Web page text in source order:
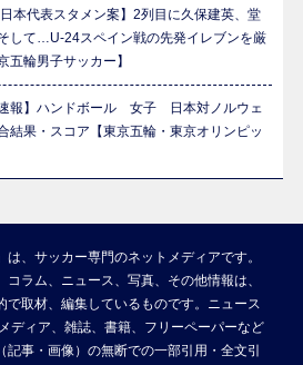
日本代表スタメン案】2列目に久保建英、堂
して…U-24スペイン戦の先発イレブンを厳
五輪男子サッカー】
速報】ハンドボール 女子 日本対ノルウェ
果・スコア【東京五輪・東京オリンピッ
は、サッカー専門のネットメディアです。
ラム、ニュース、写真、その他情報は、
で取材、編集しているものです。ニュース
ディア、雑誌、書籍、フリーペーパーなど
事・画像）の無断での一部引用・全文引